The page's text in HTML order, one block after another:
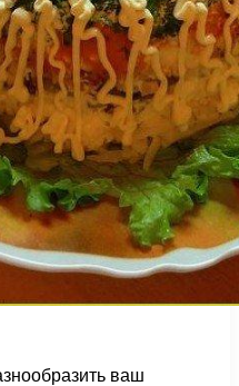
ваш